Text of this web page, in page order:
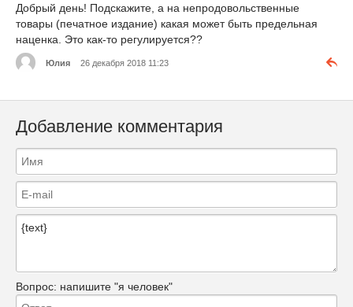
Добрый день! Подскажите, а на непродовольственные
товары (печатное издание) какая может быть предельная
наценка. Это как-то регулируется??
Юлия 26 декабря 2018 11:23
Добавление комментария
Вопрос: напишите "я человек"